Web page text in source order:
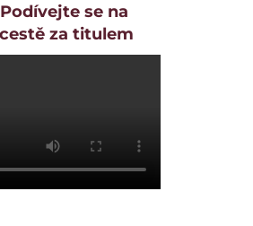
se na
za titulem